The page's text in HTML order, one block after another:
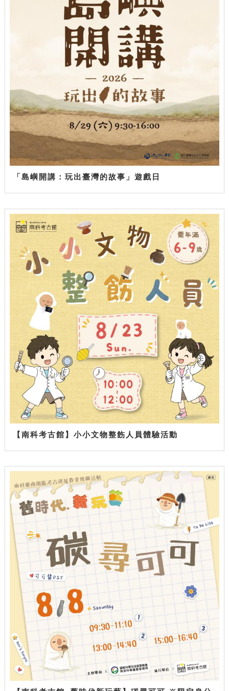
「島嶼開講：玩出臺灣的故事」遊戲日
【南科考古館】小小文物整飭人員體驗活動